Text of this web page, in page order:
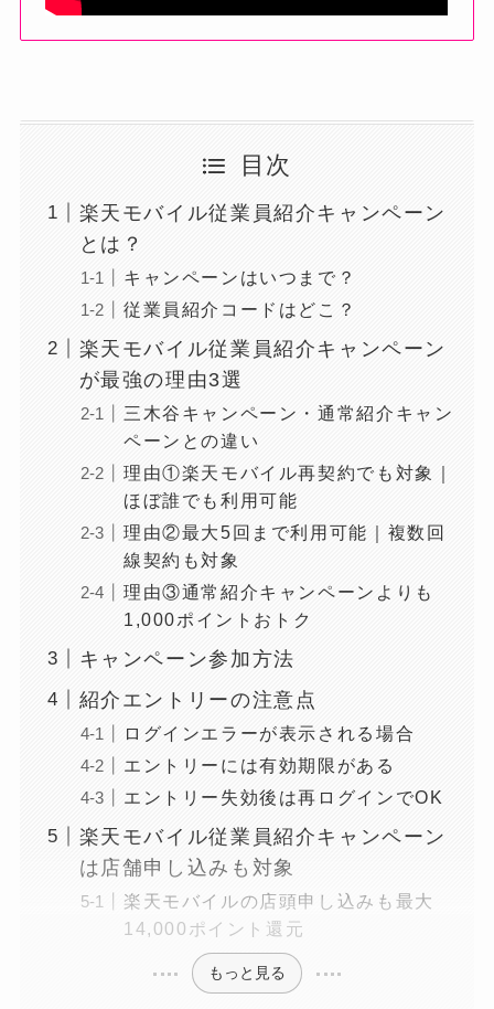
目次
楽天モバイル従業員紹介キャンペーン
とは？
キャンペーンはいつまで？
従業員紹介コードはどこ？
楽天モバイル従業員紹介キャンペーン
が最強の理由3選
三木谷キャンペーン・通常紹介キャン
ペーンとの違い
理由①楽天モバイル再契約でも対象｜
ほぼ誰でも利用可能
理由②最大5回まで利用可能｜複数回
線契約も対象
理由③通常紹介キャンペーンよりも
1,000ポイントおトク
キャンペーン参加方法
紹介エントリーの注意点
ログインエラーが表示される場合
エントリーには有効期限がある
エントリー失効後は再ログインでOK
楽天モバイル従業員紹介キャンペーン
は店舗申し込みも対象
楽天モバイルの店頭申し込みも最大
14,000ポイント還元
もっと見る